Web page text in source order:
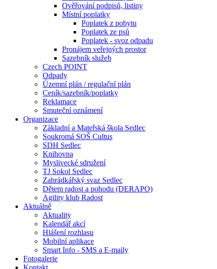
Ověřování podpisů, listiny
Místní poplatky
Poplatek z pobytu
Poplatek ze psů
Poplatek - svoz odpadu
Pronájem veřejných prostor
Sazebník služeb
Czech POINT
Odpady
Územní plán / regulační plán
Ceník/sazebník/poplatky
Reklamace
Smuteční oznámení
Organizace
Základní a Mateřská škola Sedlec
Soukromá SOŠ Cultus
SDH Sedlec
Knihovna
Myslivecké sdružení
TJ Sokol Sedlec
Zahrádkářský svaz Sedlec
Dětem radost a pohodu (DERAPO)
Agility klub Radost
Aktuálně
Aktuality
Kalendář akcí
Hlášení rozhlasu
Mobilní aplikace
Smart Info - SMS a E-maily
Fotogalerie
Kontakt